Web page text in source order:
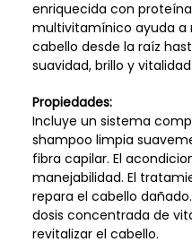
enriquecida con
multivitamínico ayuda a
cabello desde la raíz
suavidad, brillo y vitalidad.
Propiedades:
Incluye un sistema
shampoo limpia
fibra capilar. El
manejabilidad. El
repara el cabello
dosis concentrada de
revitalizar el cabello.